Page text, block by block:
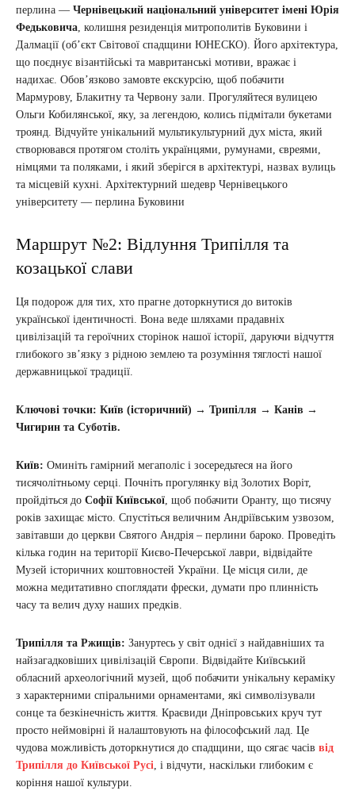
перлина — Чернівецький національний університет імені Юрія
Федьковича, колишня резиденція митрополитів Буковини і
Далмації (об’єкт Світової спадщини ЮНЕСКО). Його архітектура,
що поєднує візантійські та мавританські мотиви, вражає і
надихає. Обов’язково замовте екскурсію, щоб побачити
Мармурову, Блакитну та Червону зали. Прогуляйтеся вулицею
Ольги Кобилянської, яку, за легендою, колись підмітали букетами
троянд. Відчуйте унікальний мультикультурний дух міста, який
створювався протягом століть українцями, румунами, євреями,
німцями та поляками, і який зберігся в архітектурі, назвах вулиць
та місцевій кухні. Архітектурний шедевр Чернівецького
університету — перлина Буковини
Маршрут №2: Відлуння Трипілля та
козацької слави
Ця подорож для тих, хто прагне доторкнутися до витоків
української ідентичності. Вона веде шляхами прадавніх
цивілізацій та героїчних сторінок нашої історії, даруючи відчуття
глибокого зв’язку з рідною землею та розуміння тяглості нашої
державницької традиції.
Ключові точки: Київ (історичний) → Трипілля → Канів →
Чигирин та Суботів.
Київ: Оминіть гамірний мегаполіс і зосередьтеся на його
тисячолітньому серці. Почніть прогулянку від Золотих Воріт,
пройдіться до Софії Київської, щоб побачити Оранту, що тисячу
років захищає місто. Спустіться величним Андріївським узвозом,
завітавши до церкви Святого Андрія – перлини бароко. Проведіть
кілька годин на території Києво-Печерської лаври, відвідайте
Музей історичних коштовностей України. Це місця сили, де
можна медитативно споглядати фрески, думати про плинність
часу та велич духу наших предків.
Трипілля та Ржищів: Зануртесь у світ однієї з найдавніших та
найзагадковіших цивілізацій Європи. Відвідайте Київський
обласний археологічний музей, щоб побачити унікальну кераміку
з характерними спіральними орнаментами, які символізували
сонце та безкінечність життя. Краєвиди Дніпровських круч тут
просто неймовірні й налаштовують на філософський лад. Це
чудова можливість доторкнутися до спадщини, що сягає часів від
Трипілля до Київської Русі, і відчути, наскільки глибоким є
коріння нашої культури.